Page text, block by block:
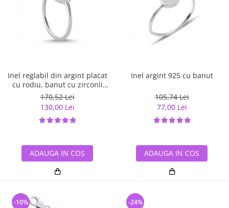
Inel reglabil din argint placat
cu rodiu, banut cu zirconii
albe si albastre
170,52 Lei
130,00 Lei
ADAUGA IN COS
Inel argint 925 cu banut
105,74 Lei
77,00 Lei
ADAUGA IN COS
-10% -24%